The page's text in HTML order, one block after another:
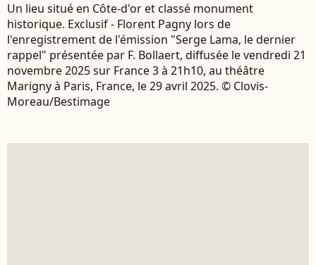
Un lieu situé en Côte-d'or et classé monument
historique. Exclusif - Florent Pagny lors de
l'enregistrement de l'émission "Serge Lama, le dernier
rappel" présentée par F. Bollaert, diffusée le vendredi 21
novembre 2025 sur France 3 à 21h10, au théâtre
Marigny à Paris, France, le 29 avril 2025. © Clovis-
Moreau/Bestimage